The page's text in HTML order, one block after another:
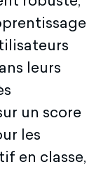
leurs
un score
les
en classe,